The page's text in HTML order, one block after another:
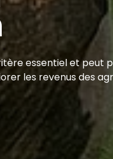
essentiel et peut
les revenus des